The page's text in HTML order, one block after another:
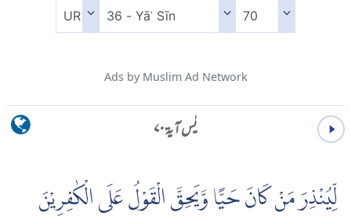
Ads by Muslim Ad Network
یٰس آية ۷۰
لِّيُنْذِرَ مَنْ كَانَ حَيًّا وَّيَحِقَّ الْقَوْلُ عَلَى الْكٰفِرِيْنَ